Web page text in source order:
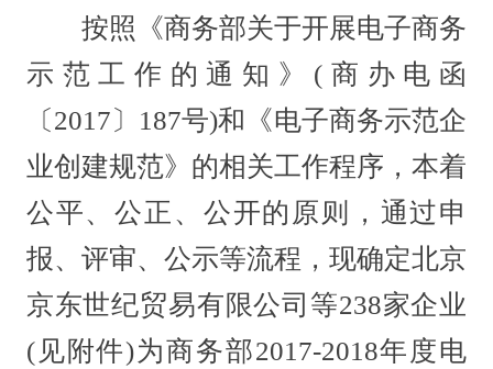
按照《商务部关于开展电子商务
示范工作的通知》(商办电函
〔2017〕187号)和《电子商务示范企
业创建规范》的相关工作程序，本着
公平、公正、公开的原则，通过申
报、评审、公示等流程，现确定北京
京东世纪贸易有限公司等238家企业
(见附件)为商务部2017-2018年度电